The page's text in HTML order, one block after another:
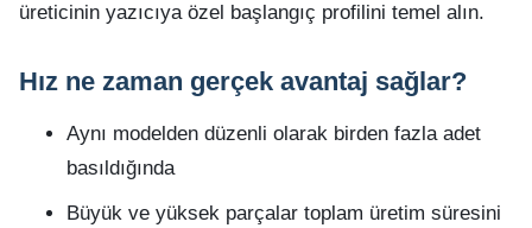
üreticinin yazıcıya özel başlangıç profilini temel alın.
Hız ne zaman gerçek avantaj sağlar?
Aynı modelden düzenli olarak birden fazla adet
basıldığında
Büyük ve yüksek parçalar toplam üretim süresini